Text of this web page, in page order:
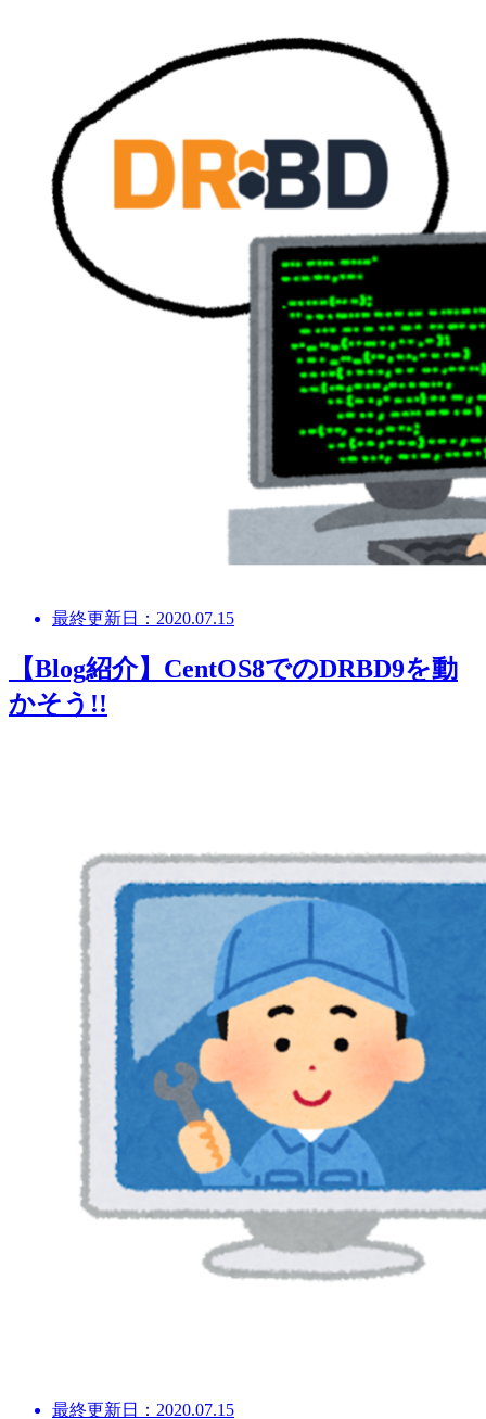
最終更新日：2020.07.15
【Blog紹介】CentOS8でのDRBD9を動
かそう!!
最終更新日：2020.07.15